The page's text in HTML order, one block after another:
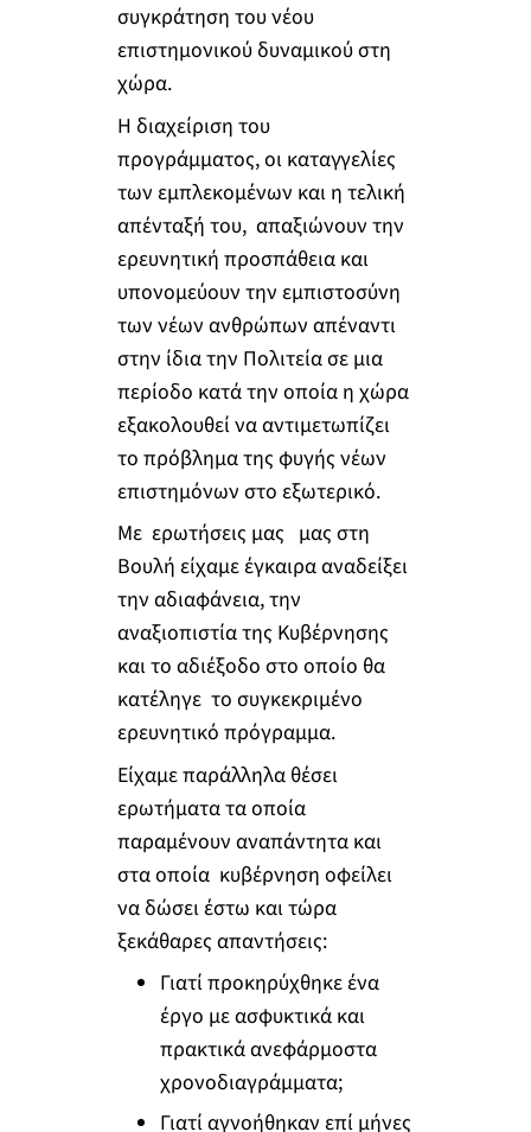
συγκράτηση του νέου
επιστημονικού δυναμικού στη
χώρα.
Η διαχείριση του
προγράμματος, οι καταγγελίες
των εμπλεκομένων και η τελική
απένταξή του, απαξιώνουν την
ερευνητική προσπάθεια και
υπονομεύουν την εμπιστοσύνη
των νέων ανθρώπων απέναντι
στην ίδια την Πολιτεία σε μια
περίοδο κατά την οποία η χώρα
εξακολουθεί να αντιμετωπίζει
το πρόβλημα της φυγής νέων
επιστημόνων στο εξωτερικό.
Με ερωτήσεις μας μας στη
Βουλή είχαμε έγκαιρα αναδείξει
την αδιαφάνεια, την
αναξιοπιστία της Κυβέρνησης
και το αδιέξοδο στο οποίο θα
κατέληγε το συγκεκριμένο
ερευνητικό πρόγραμμα.
Είχαμε παράλληλα θέσει
ερωτήματα τα οποία
παραμένουν αναπάντητα και
στα οποία κυβέρνηση οφείλει
να δώσει έστω και τώρα
ξεκάθαρες απαντήσεις:
Γιατί προκηρύχθηκε ένα
έργο με ασφυκτικά και
πρακτικά ανεφάρμοστα
χρονοδιαγράμματα;
Γιατί αγνοήθηκαν επί μήνες